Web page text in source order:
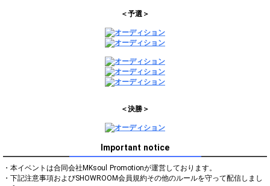
Close
＜予選＞
＜決勝＞
Important notice
・本イベントは合同会社MKsoul Promotionが運営しております。
・下記注意事項およびSHOWROOM会員規約その他のルールを守って配信しまし